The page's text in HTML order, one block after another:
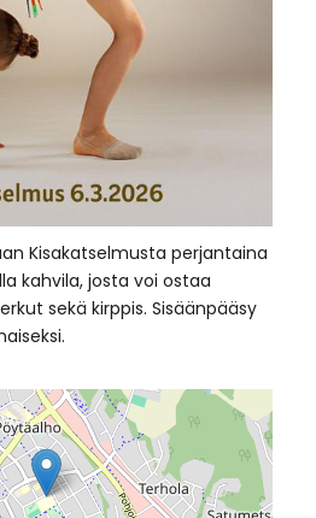
Kisakatselmusta perjantaina
kahvila, josta voi ostaa
sekä kirppis. Sisäänpääsy